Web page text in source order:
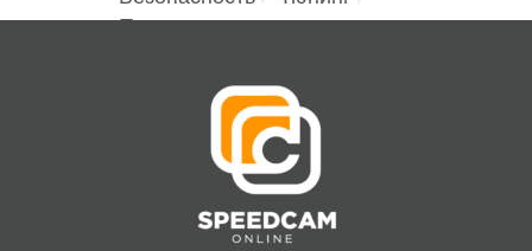
Помощь водителю